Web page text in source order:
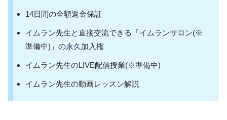
14日間の全額返金保証
イムラン先生と直接交流できる「イムランサロン(※
準備中)」の永久加入権
イムラン先生のLIVE配信授業(※準備中)
イムラン先生の動画レッスン解説